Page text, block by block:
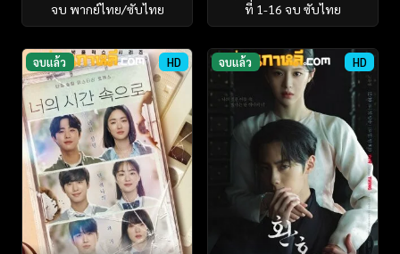
จบ พากย์ไทย/ซับไทย
ที่ 1-16 จบ ซับไทย
จบแล้ว HD จบแล้ว HD